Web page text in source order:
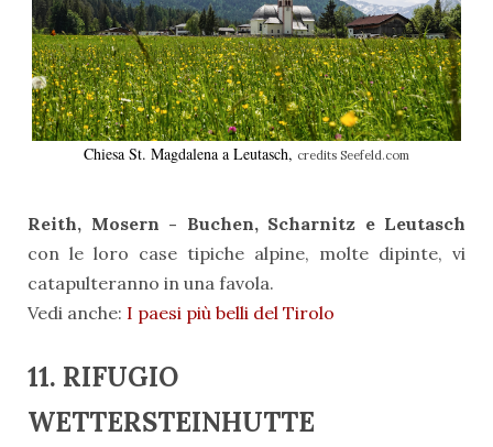
Chiesa St. Magdalena a Leutasch, credits Seefeld.com
Reith, Mosern - Buchen, Scharnitz e Leutasch
con le loro case tipiche alpine, molte dipinte, vi
catapulteranno in una favola.
Vedi anche: I paesi più belli del Tirolo
11. RIFUGIO
WETTERSTEINHUTTE